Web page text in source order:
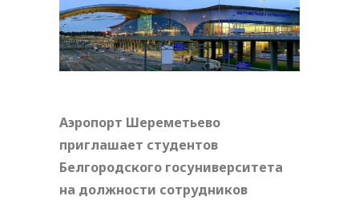
Аэропорт Шереметьево
приглашает студентов
Белгородского госуниверситета
на должности сотрудников